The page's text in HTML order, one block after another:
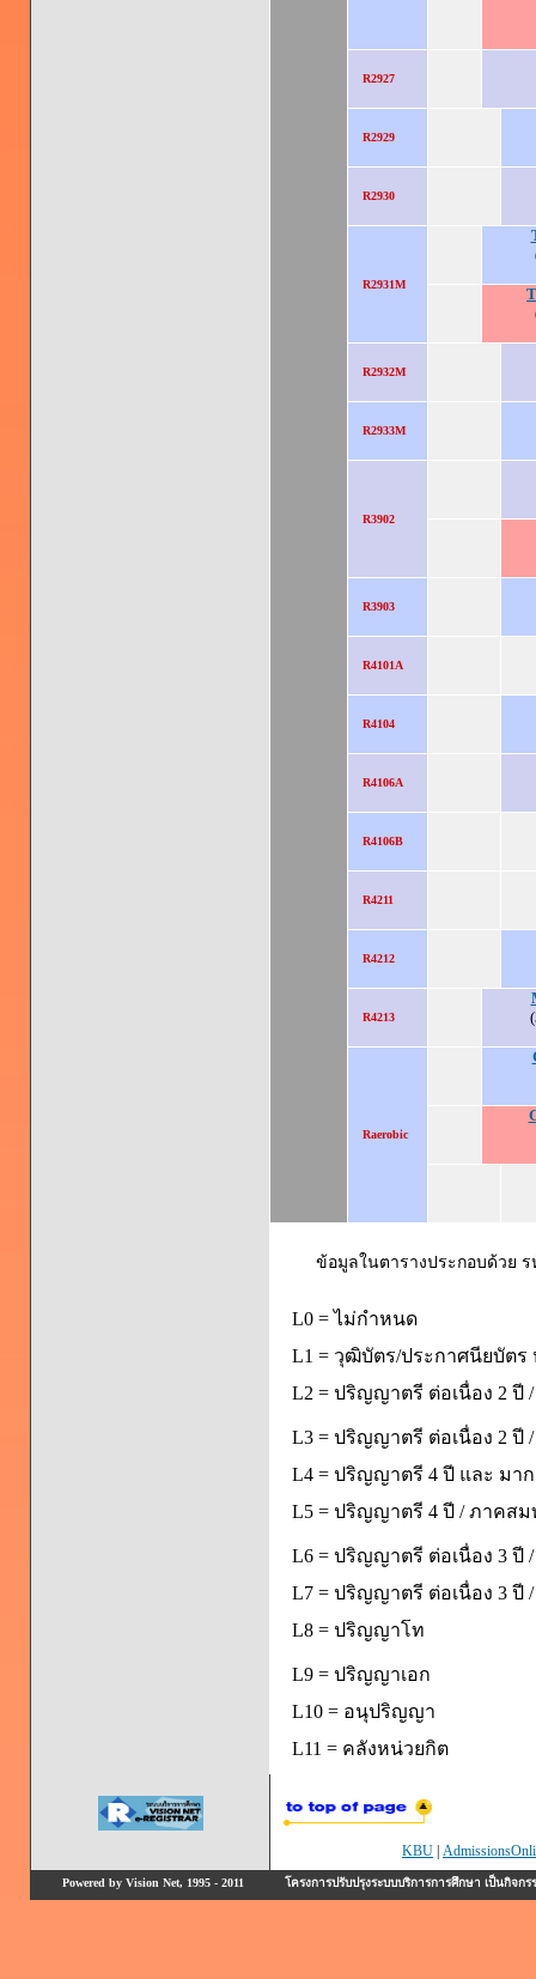
R2927
R2929
R2930
R2931M
R2932M
R2933M
R3902
R3903
R4101A
R4104
R4106A
R4106B
R4211
R4212
R4213
Raerobic
ข้อมูลในตารางประกอบด้วย
L0 = ไม่กำหนด
L1 = วุฒิบัตร/ประกาศนียบัตร
L2 = ปริญญาตรี ต่อเนื่อง 2 ปี
L3 = ปริญญาตรี ต่อเนื่อง 2 ปี
L4 = ปริญญาตรี 4 ปี และ มา
L5 = ปริญญาตรี 4 ปี / ภาคส
L6 = ปริญญาตรี ต่อเนื่อง 3 ปี
L7 = ปริญญาตรี ต่อเนื่อง 3 ปี
L8 = ปริญญาโท
L9 = ปริญญาเอก
L10 = อนุปริญญา
L11 = คลังหน่วยกิต
KBU
Powered by Vision Net, 1995 - 2011 โครงการปรับปรุงระบบบริการการศึกษา เป็นกิ